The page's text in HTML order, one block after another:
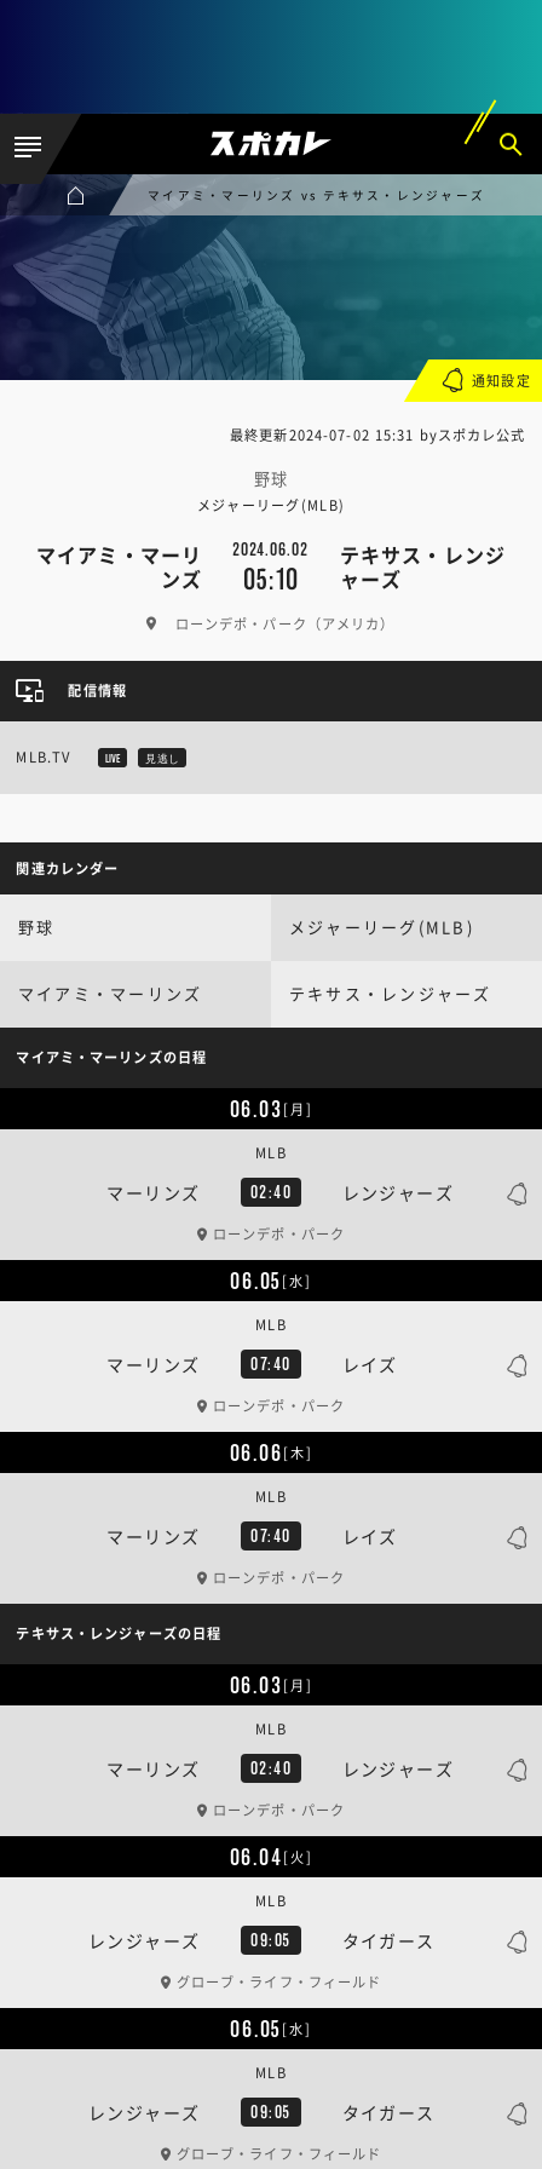
マイアミ・マーリンズ vs テキサス・レンジャーズ
最終更新2024-07-02 15:31 byスポカレ公式
野球
メジャーリーグ(MLB)
マイアミ・マーリ
ンズ
2024.06.02
05:10
テキサス・レンジ
ャーズ
ローンデポ・パーク（アメリカ）
通知設定
配信情報
MLB.TV LIVE 見逃し
関連カレンダー
野球 メジャーリーグ(MLB)
マイアミ・マーリンズ テキサス・レンジャーズ
マイアミ・マーリンズの日程
06.03[月]
マーリンズ 02:40 レンジャーズ
MLB
ローンデポ・パーク
06.05[水]
マーリンズ 07:40 レイズ
MLB
ローンデポ・パーク
06.06[木]
マーリンズ 07:40 レイズ
MLB
ローンデポ・パーク
テキサス・レンジャーズの日程
06.03[月]
マーリンズ 02:40 レンジャーズ
MLB
ローンデポ・パーク
06.04[火]
レンジャーズ 09:05 タイガース
MLB
グローブ・ライフ・フィールド
06.05[水]
レンジャーズ 09:05 タイガース
MLB
グローブ・ライフ・フィールド